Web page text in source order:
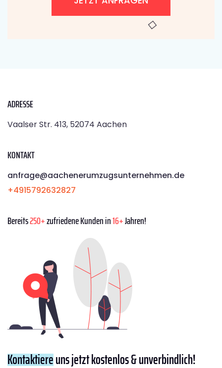
ADRESSE
Vaalser Str. 413, 52074 Aachen
KONTAKT
anfrage@aachenerumzugsunternehmen.de
+4915792632827
Bereits250+zufriedene Kunden in16+Jahren!
Kontaktiereuns jetzt kostenlos & unverbindlich!